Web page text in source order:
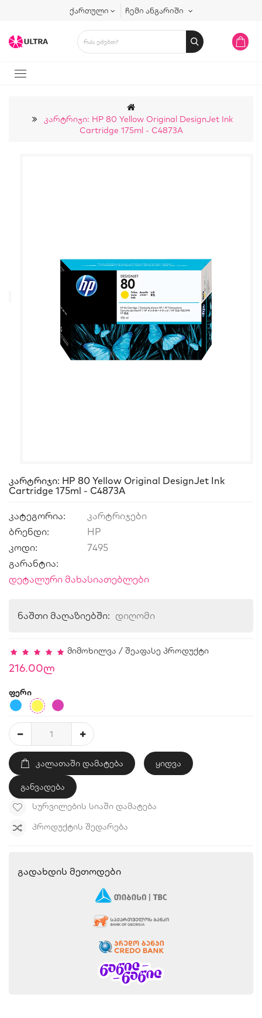
ქართული ჩემი ანგარიში
Კარტრიჯი: HP 80 Yellow Original DesignJet Ink
Cartridge 175ml - C4873A
Კარტრიჯი: HP 80 Yellow Original DesignJet Ink
Cartridge 175ml - C4873A
კატეგორია:
კარტრიჯები
ბრენდი:
HP
კოდი:
7495
გარანტია:
დეტალური მახასიათებლები
ნაშთი მაღაზიებში: დიღომი
მიმოხილვა / შეაფასე პროდუქტი
216.00ლ
ფერი
ᲙᲐᲚᲐᲗᲐᲨᲘ ᲓᲐᲛᲐᲢᲔᲑᲐ ყიდვა
განვადება
ᲡᲣᲠᲕᲘᲚᲔᲑᲘᲡ ᲡᲘᲐᲨᲘ ᲓᲐᲛᲐᲢᲔᲑᲐ
ᲞᲠᲝᲓᲣᲥᲢᲘᲡ ᲨᲔᲓᲐᲠᲔᲑᲐ
Გადახდის Მეთოდები